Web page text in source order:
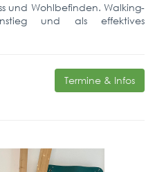
und Wohlbefinden. Walking-
und als effektives
Termine & Infos